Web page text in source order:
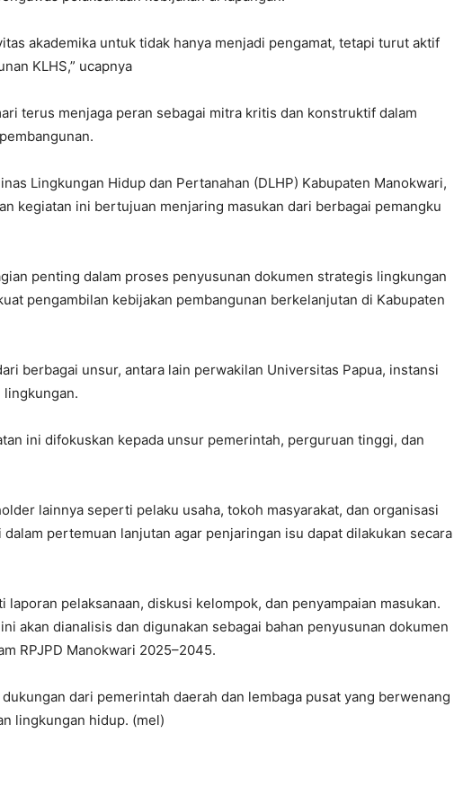
akademika untuk tidak hanya menjadi pengamat, tetapi turut aktif
KLHS,” ucapnya
terus menjaga peran sebagai mitra kritis dan konstruktif dalam
Lingkungan Hidup dan Pertanahan (DLHP) Kabupaten Manokwari,
kegiatan ini bertujuan menjaring masukan dari berbagai pemangku
penting dalam proses penyusunan dokumen strategis lingkungan
pengambilan kebijakan pembangunan berkelanjutan di Kabupaten
berbagai unsur, antara lain perwakilan Universitas Papua, instansi
lingkungan.
ini difokuskan kepada unsur pemerintah, perguruan tinggi, dan
lainnya seperti pelaku usaha, tokoh masyarakat, dan organisasi
pertemuan lanjutan agar penjaringan isu dapat dilakukan secara
laporan pelaksanaan, diskusi kelompok, dan penyampaian masukan.
akan dianalisis dan digunakan sebagai bahan penyusunan dokumen
RPJPD Manokwari 2025–2045.
dari pemerintah daerah dan lembaga pusat yang berwenang
lingkungan hidup. (mel)